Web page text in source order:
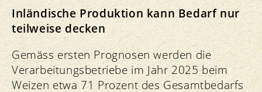
Inländische Produktion kann Bedarf nur
teilweise decken
Gemäss ersten Prognosen werden die
Verarbeitungsbetriebe im Jahr 2025 beim
Weizen etwa 71 Prozent des Gesamtbedarfs